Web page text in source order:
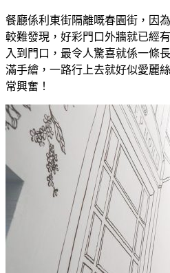
餐廳係利東街隔離嘅春園街，因
較難發現，好彩門口外牆就已經
入到門口，最令人驚喜就係一條
滿手繪，一路行上去就好似愛麗
常興奮！